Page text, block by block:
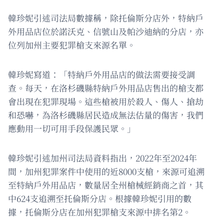
韓珍妮引述司法局數據稱，除托倫斯分店外，特納戶
外用品店位於諾沃克、信號山及帕沙迪納的分店，亦
位列加州主要犯罪槍支來源名單。
韓珍妮寫道：「特納戶外用品店的做法需要接受調
查。每天，在洛杉磯縣特納戶外用品店售出的槍支都
會出現在犯罪現場。這些槍被用於殺人、傷人、搶劫
和恐嚇，為洛杉磯縣居民造成無法估量的傷害，我們
應動用一切可用手段保護民眾。」
韓珍妮引述加州司法局資料指出，2022年至2024年
間，加州犯罪案件中使用的近8000支槍，來源可追溯
至特納戶外用品店，數量居全州槍械經銷商之首，其
中624支追溯至托倫斯分店。根據韓珍妮引用的數
據，托倫斯分店在加州犯罪槍支來源中排名第2。